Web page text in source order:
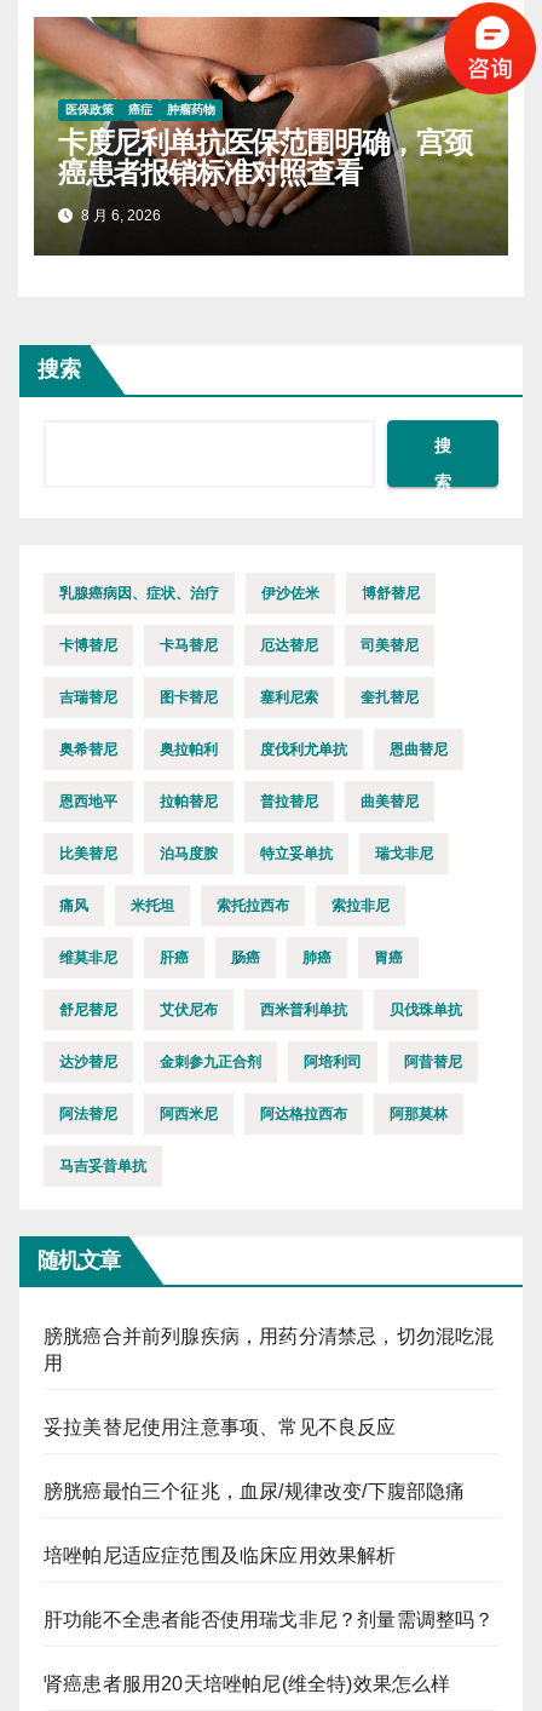
医保政策 癌症 肿瘤药物
卡度尼利单抗医保范围明确，宫颈
癌患者报销标准对照查看
8 月 6, 2026
搜索
搜
索
乳腺癌病因、症状、治疗 伊沙佐米 博舒替尼
卡博替尼 卡马替尼 厄达替尼 司美替尼
吉瑞替尼 图卡替尼 塞利尼索 奎扎替尼
奥希替尼 奥拉帕利 度伐利尤单抗 恩曲替尼
恩西地平 拉帕替尼 普拉替尼 曲美替尼
比美替尼 泊马度胺 特立妥单抗 瑞戈非尼
痛风 米托坦 索托拉西布 索拉非尼
维莫非尼 肝癌 肠癌 肺癌 胃癌
舒尼替尼 艾伏尼布 西米普利单抗 贝伐珠单抗
达沙替尼 金刺参九正合剂 阿培利司 阿昔替尼
阿法替尼 阿西米尼 阿达格拉西布 阿那莫林
马吉妥昔单抗
随机文章
膀胱癌合并前列腺疾病，用药分清禁忌，切勿混吃混
用
妥拉美替尼使用注意事项、常见不良反应
膀胱癌最怕三个征兆，血尿/规律改变/下腹部隐痛
培唑帕尼适应症范围及临床应用效果解析
肝功能不全患者能否使用瑞戈非尼？剂量需调整吗？
肾癌患者服用20天培唑帕尼(维全特)效果怎么样